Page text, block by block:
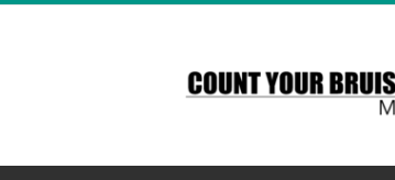
Your
Bruises